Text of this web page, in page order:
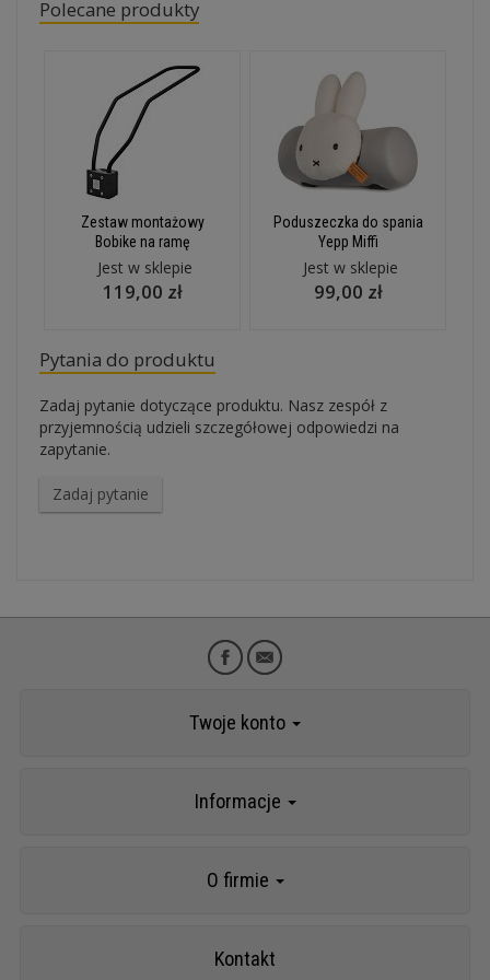
Polecane produkty
Zestaw montażowy
Bobike na ramę
Jest w sklepie
119,00 zł
Poduszeczka do spania
Yepp Miffi
Jest w sklepie
99,00 zł
Pytania do produktu
Zadaj pytanie dotyczące produktu. Nasz zespół z
przyjemnością udzieli szczegółowej odpowiedzi na
zapytanie.
Zadaj pytanie
Twoje konto
Informacje
O firmie
Kontakt